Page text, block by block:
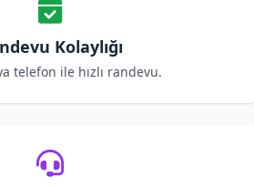
Kolaylığı
telefon ile hızlı randevu.